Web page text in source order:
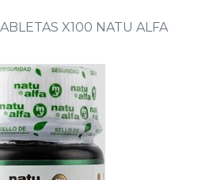
X100 NATU ALFA